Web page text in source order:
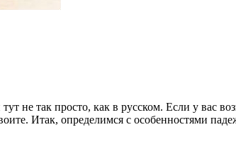
не так просто, как в русском. Если у вас
Итак, определимся с особенностями